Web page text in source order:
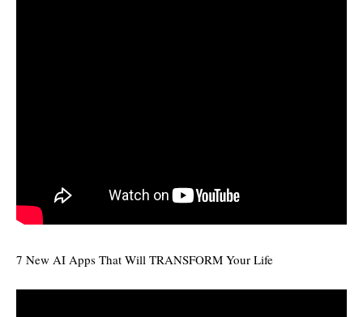
7 New AI Apps That Will TRANSFORM Your Life